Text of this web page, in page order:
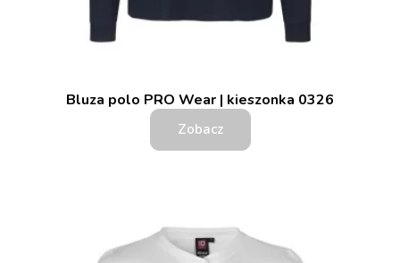
Bluza polo PRO Wear | kieszonka 0326
Zobacz